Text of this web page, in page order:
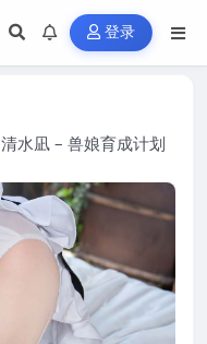
登录
清水凪 – 兽娘育成计划